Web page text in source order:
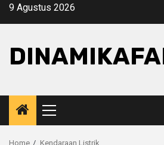
Skip9 Agustus 2026
Primary
Menu
Home Kendaraan Listrik